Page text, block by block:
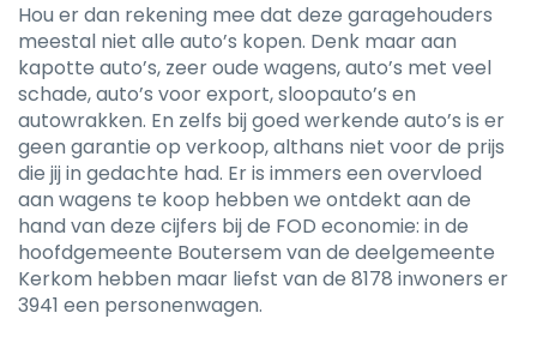
Hou er dan rekening mee dat deze garagehouders
meestal niet alle auto’s kopen. Denk maar aan
kapotte auto’s, zeer oude wagens, auto’s met veel
schade, auto’s voor export, sloopauto’s en
autowrakken. En zelfs bij goed werkende auto’s is er
geen garantie op verkoop, althans niet voor de prijs
die jij in gedachte had. Er is immers een overvloed
aan wagens te koop hebben we ontdekt aan de
hand van deze cijfers bij de FOD economie: in de
hoofdgemeente Boutersem van de deelgemeente
Kerkom hebben maar liefst van de 8178 inwoners er
3941 een personenwagen.